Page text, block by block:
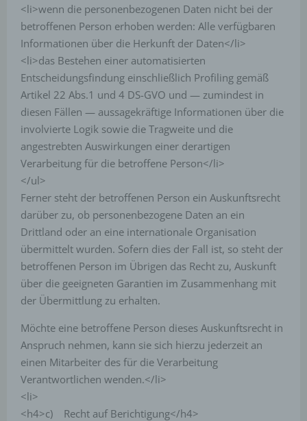
<li>wenn die personenbezogenen Daten nicht bei der
betroffenen Person erhoben werden: Alle verfügbaren
Informationen über die Herkunft der Daten</li>
<li>das Bestehen einer automatisierten
Entscheidungsfindung einschließlich Profiling gemäß
Artikel 22 Abs.1 und 4 DS-GVO und — zumindest in
diesen Fällen — aussagekräftige Informationen über die
involvierte Logik sowie die Tragweite und die
angestrebten Auswirkungen einer derartigen
Verarbeitung für die betroffene Person</li>
</ul>
Ferner steht der betroffenen Person ein Auskunftsrecht
darüber zu, ob personenbezogene Daten an ein
Drittland oder an eine internationale Organisation
übermittelt wurden. Sofern dies der Fall ist, so steht der
betroffenen Person im Übrigen das Recht zu, Auskunft
über die geeigneten Garantien im Zusammenhang mit
der Übermittlung zu erhalten.
Möchte eine betroffene Person dieses Auskunftsrecht in
Anspruch nehmen, kann sie sich hierzu jederzeit an
einen Mitarbeiter des für die Verarbeitung
Verantwortlichen wenden.</li>
<li>
<h4>c) Recht auf Berichtigung</h4>
Verfügung.
Kontaktmöglichkeit über die Internetseite
Die Internetseite enthält aufgrund von gesetzlichen
Vorschriften Angaben, die eine schnelle elektronische
Kontaktaufnahme zu unserem Unternehmen sowie
eine unmittelbare Kommunikation mit uns ermöglichen,
was ebenfalls eine allgemeine Adresse der
sogenannten elektronischen Post (E-Mail-Adresse)
umfasst. Sofern eine betroffene Person per E-Mail oder
über ein Kontaktformular den Kontakt mit dem für die
Verarbeitung Verantwortlichen aufnimmt, werden die
von der betroffenen Person übermittelten
personenbezogenen Daten automatisch gespeichert.
Solche auf freiwilliger Basis von einer betroffenen
Person an den für die Verarbeitung Verantwortlichen
übermittelten personenbezogenen Daten werden für
Zwecke der Bearbeitung oder der Kontaktaufnahme
zur betroffenen Person gespeichert. Es erfolgt keine
Weitergabe dieser personenbezogenen Daten an
Kommentarfunktion im Blog auf der Internetseite
Wir bieten den Nutzern auf einem Blog, der sich auf der
befindet, die Möglichkeit, individuelle Kommentare zu
einzelnen Blog-Beiträgen zu hinterlassen. Ein Blog ist
ein auf einer Internetseite geführtes, in der Regel
öffentlich einsehbares Portal, in welchem eine oder
mehrere Personen, die Blogger oder Web-Blogger
sogenannten Blogposts niederschreiben können. Die
Blogposts können in der Regel von Dritten kommentiert